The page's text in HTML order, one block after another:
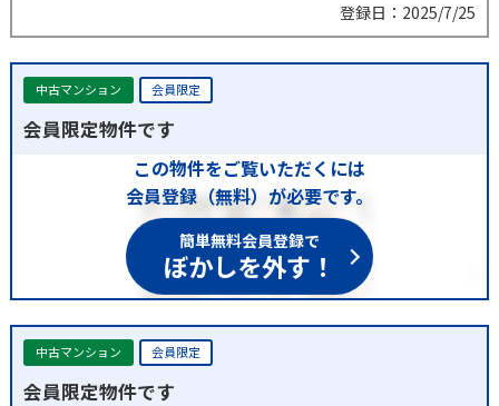
登録日：2025/7/25
中古マンション 会員限定
会員限定物件です
この物件をご覧いただくには
会員登録（無料）が必要です。
簡単無料会員登録で
ぼかしを外す！
中古マンション 会員限定
会員限定物件です